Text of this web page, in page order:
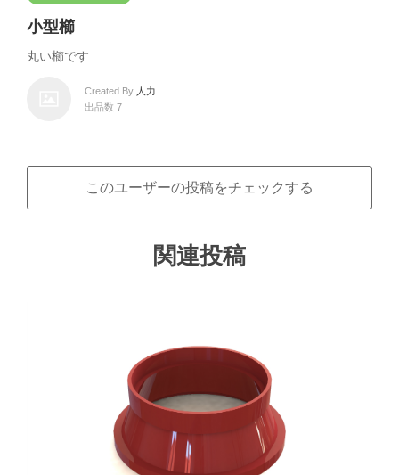
小型櫛
丸い櫛です
Created By 人力
出品数 7
このユーザーの投稿をチェックする
関連投稿